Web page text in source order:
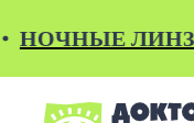
ЛИНЗЫ